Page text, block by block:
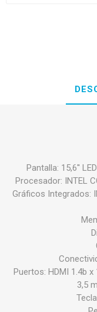
Pantalla: 15,6''
Procesador: INTEL
Gráficos Integrados:
Puertos: HDMI 1.4b x
3,5